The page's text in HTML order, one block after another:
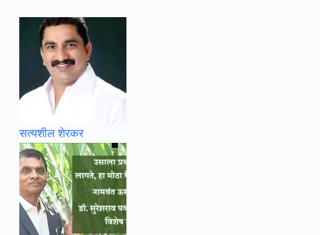
सत्यशील शेरकर